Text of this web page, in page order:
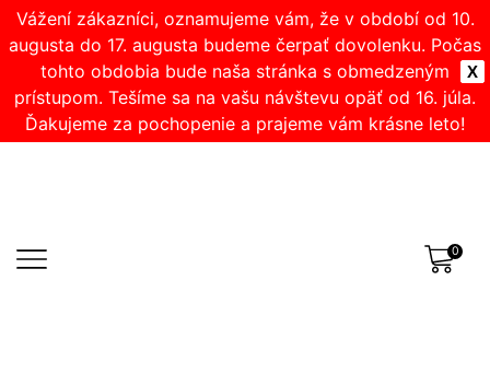
X
Vážení zákazníci, oznamujeme vám, že v období od 10.
augusta do 17. augusta budeme čerpať dovolenku. Počas
tohto obdobia bude naša stránka s obmedzeným
prístupom. Tešíme sa na vašu návštevu opäť od 16. júla.
Ďakujeme za pochopenie a prajeme vám krásne leto!
0